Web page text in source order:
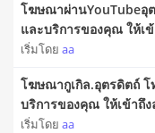
โฆษณาผ่านYouTubeอุ
และบริการของคุณ ให้เ
เริ่มโดย aa
โฆษณากูเกิล.อุตรดิตถ์
บริการของคุณ ให้เข้าถึ
เริ่มโดย aa